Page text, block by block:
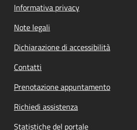
Informativa privacy
Note legali
Dichiarazione di accessibilità
Contatti
Prenotazione appuntamento
Richiedi assistenza
Statistiche del portale